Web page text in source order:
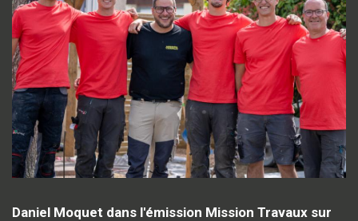
Daniel Moquet dans l'émission Mission Travaux sur